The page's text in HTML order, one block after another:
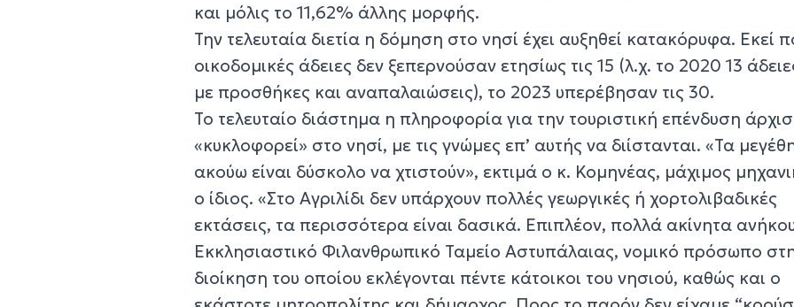
και μόλις το 11,62% άλλης μορφής.
Την τελευταία διετία η δόμηση στο νησί έχει αυξηθεί κατακόρυφα. Εκεί
οικοδομικές άδειες δεν ξεπερνούσαν ετησίως τις 15 (λ.χ. το 2020 13
με προσθήκες και αναπαλαιώσεις), το 2023 υπερέβησαν τις 30.
Το τελευταίο διάστημα η πληροφορία για την τουριστική επένδυση
«κυκλοφορεί» στο νησί, με τις γνώμες επ’ αυτής να διίστανται. «Τα
ακούω είναι δύσκολο να χτιστούν», εκτιμά ο κ. Κομηνέας, μάχιμος
ο ίδιος. «Στο Αγριλίδι δεν υπάρχουν πολλές γεωργικές ή χορτολιβαδικές
εκτάσεις, τα περισσότερα είναι δασικά. Επιπλέον, πολλά ακίνητα
Εκκλησιαστικό Φιλανθρωπικό Ταμείο Αστυπάλαιας, νομικό πρόσωπο
διοίκηση του οποίου εκλέγονται πέντε κάτοικοι του νησιού, καθώς και ο